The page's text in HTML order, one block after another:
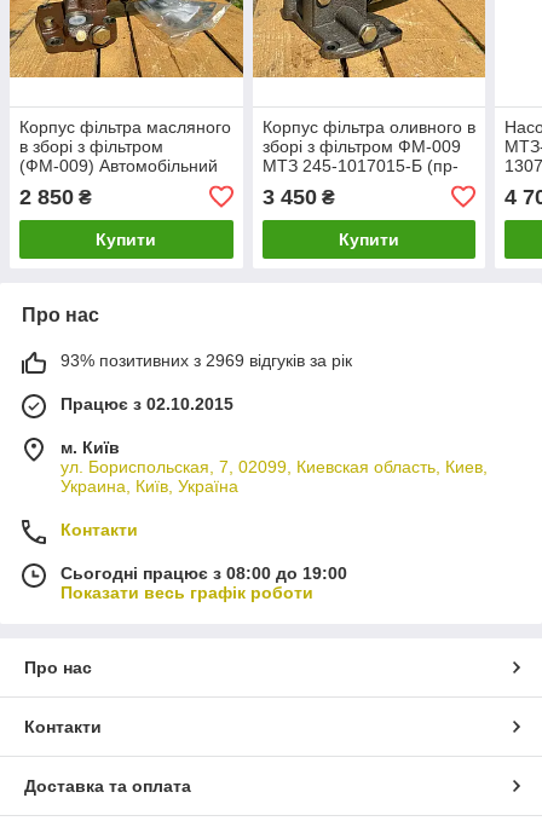
Корпус фільтра масляного
в зборі з фільтром
(ФМ-009) Автомобільний
2 850 ₴
Купити
Корпус фільтра оливного в
зборі з фільтром ФМ-009
МТЗ 245-1017015-Б (пр-
3 450₴
Купити
Р.Б
4
Про нас
93% позитивних з 2969 відгуків за рік
Працює з 02.10.2015
м. Київ
ул. Бориспольская, 7, 02099, Киевская область, Киев,
Украина, Київ, Україна
Контакти
Сьогодні працює з 08:00 до 19:00
Показати весь графік роботи
Про нас
Контакти
Доставка та оплата